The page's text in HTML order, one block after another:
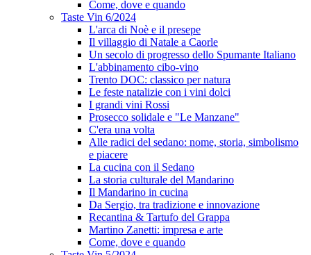
Come, dove e quando
Taste Vin 6/2024
L'arca di Noè e il presepe
Il villaggio di Natale a Caorle
Un secolo di progresso dello Spumante Italiano
L'abbinamento cibo-vino
Trento DOC: classico per natura
Le feste natalizie con i vini dolci
I grandi vini Rossi
Prosecco solidale e "Le Manzane"
C'era una volta
Alle radici del sedano: nome, storia, simbolismo
e piacere
La cucina con il Sedano
La storia culturale del Mandarino
Il Mandarino in cucina
Da Sergio, tra tradizione e innovazione
Recantina & Tartufo del Grappa
Martino Zanetti: impresa e arte
Come, dove e quando